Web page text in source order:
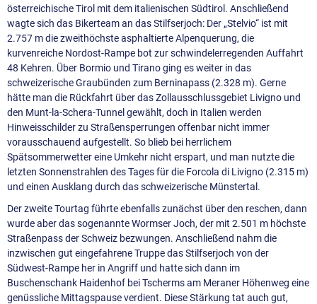
österreichische Tirol mit dem italienischen Südtirol. Anschließend
wagte sich das Bikerteam an das Stilfserjoch: Der „Stelvio“ ist mit
2.757 m die zweithöchste asphaltierte Alpenquerung, die
kurvenreiche Nordost-Rampe bot zur schwindelerregenden Auffahrt
48 Kehren. Über Bormio und Tirano ging es weiter in das
schweizerische Graubünden zum Berninapass (2.328 m). Gerne
hätte man die Rückfahrt über das Zollausschlussgebiet Livigno und
den Munt-la-Schera-Tunnel gewählt, doch in Italien werden
Hinweisschilder zu Straßensperrungen offenbar nicht immer
vorausschauend aufgestellt. So blieb bei herrlichem
Spätsommerwetter eine Umkehr nicht erspart, und man nutzte die
letzten Sonnenstrahlen des Tages für die Forcola di Livigno (2.315 m)
und einen Ausklang durch das schweizerische Münstertal.
Der zweite Tourtag führte ebenfalls zunächst über den reschen, dann
wurde aber das sogenannte Wormser Joch, der mit 2.501 m höchste
Straßenpass der Schweiz bezwungen. Anschließend nahm die
inzwischen gut eingefahrene Truppe das Stilfserjoch von der
Südwest-Rampe her in Angriff und hatte sich dann im
Buschenschank Haidenhof bei Tscherms am Meraner Höhenweg eine
genüssliche Mittagspause verdient. Diese Stärkung tat auch gut,